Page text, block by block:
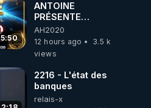
ANTOINE
PRÉSENTE
AH2020 LE LIVE
20H ***DU
06/08/2026***
AH2020
12 hours ago
3.5 k
views
2216 - L'état des
banques
relais-x